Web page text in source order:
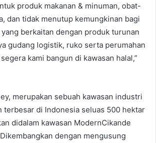
produk makanan & minuman, obat-
dan tidak menutup kemungkinan bagi
berkaitan dengan produk turunan
gudang logistik, ruko serta perumahan
kami bangun di kawasan halal,”
merupakan sebuah kawasan industri
terbesar di Indonesia seluas 500 hektar
didalam kawasan ModernCikande
dengan mengusung